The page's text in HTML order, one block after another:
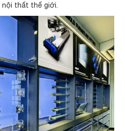
nội thất thế giới.